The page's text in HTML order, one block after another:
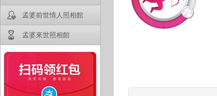
孟婆前世情人照相館
孟婆來世照相館